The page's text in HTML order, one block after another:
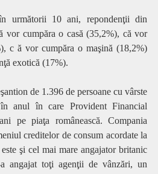
următorii 10 ani, repondenţii din
vor cumpăra o casă (35,2%), că vor
c ă vor cumpăra o maşină (18,2%)
exotică (17%).
de 1.396 de persoane cu vârste
anul în care Provident Financial
pe piaţa românească. Compania
creditelor de consum acordate la
şi cel mai mare angajator britanic
angajat toţi agenţii de vânzări, un